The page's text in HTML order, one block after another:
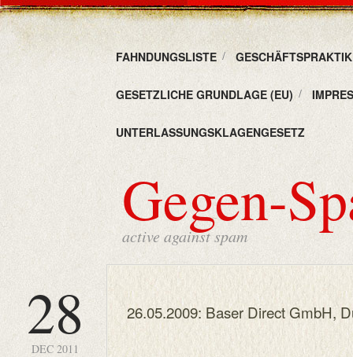
FAHNDUNGSLISTE
GESETZLICHE GRUNDLAGE (EU)
UNTERLASSUNGSKLAGENGESETZ
Gegen-
active against spam
28
DEC 2011
26.05.2009: Baser Direct GmbH,